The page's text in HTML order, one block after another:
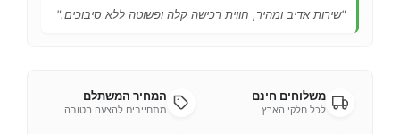
"שירות אדיב ומהיר, חווית רכישה קלה ופשוטה ללא סיבוכים."
משלוחים חינם
לכל חלקי הארץ
המחיר המשתלם
מתחייבים להצעה הטובה